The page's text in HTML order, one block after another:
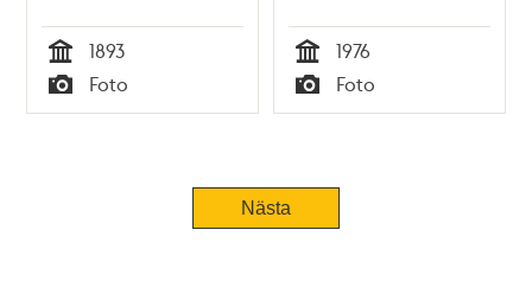
Tid
1893
Typ
Foto Tid
1976
Typ
Foto
Nästa